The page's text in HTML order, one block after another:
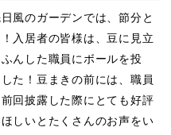
風のガーデンでは、節分と
入居者の皆様は、豆に見立
んした職員にボールを投
た！豆まきの前には、職員
回披露した際にとても好評
しいとたくさんのお声をい